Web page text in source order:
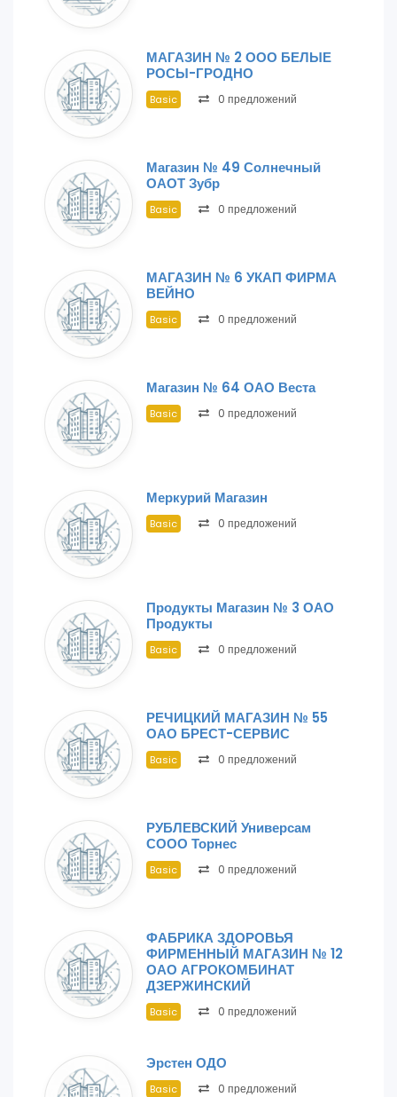
МАГАЗИН № 2 ООО БЕЛЫЕ
РОСЫ-ГРОДНО
Basic 0 предложений
Магазин № 49 Солнечный
ОАОТ Зубр
Basic 0 предложений
МАГАЗИН № 6 УКАП ФИРМА
ВЕЙНО
Basic 0 предложений
Магазин № 64 ОАО Веста
Basic 0 предложений
Меркурий Магазин
Basic 0 предложений
Продукты Магазин № 3 ОАО
Продукты
Basic 0 предложений
РЕЧИЦКИЙ МАГАЗИН № 55
ОАО БРЕСТ-СЕРВИС
Basic 0 предложений
РУБЛЕВСКИЙ Универсам
СООО Торнес
Basic 0 предложений
ФАБРИКА ЗДОРОВЬЯ
ФИРМЕННЫЙ МАГАЗИН № 12
ОАО АГРОКОМБИНАТ
ДЗЕРЖИНСКИЙ
Basic 0 предложений
Эрстен ОДО
Basic 0 предложений